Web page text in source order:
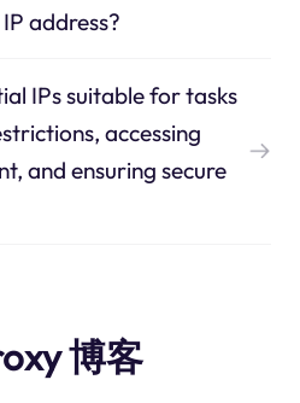
address?
IPs suitable for tasks
accessing
and ensuring secure
博客